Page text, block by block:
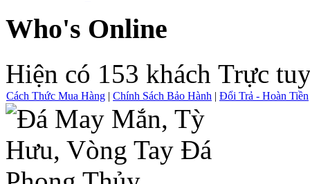
Who's Online
Hiện có 153 khách Trực
Cách Thức Mua Hàng | Chính Sách Bảo Hành | Đổi Trả - Hoàn Tiền